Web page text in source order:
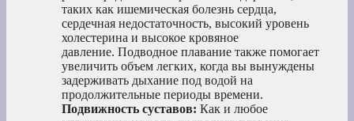
таких как ишемическая болезнь сердца,
сердечная недостаточность, высокий уровень
холестерина и высокое кровяное
давление. Подводное плавание также помогает
увеличить объем легких, когда вы вынуждены
задерживать дыхание под водой на
продолжительные периоды времени.
Подвижность суставов: Как и любое